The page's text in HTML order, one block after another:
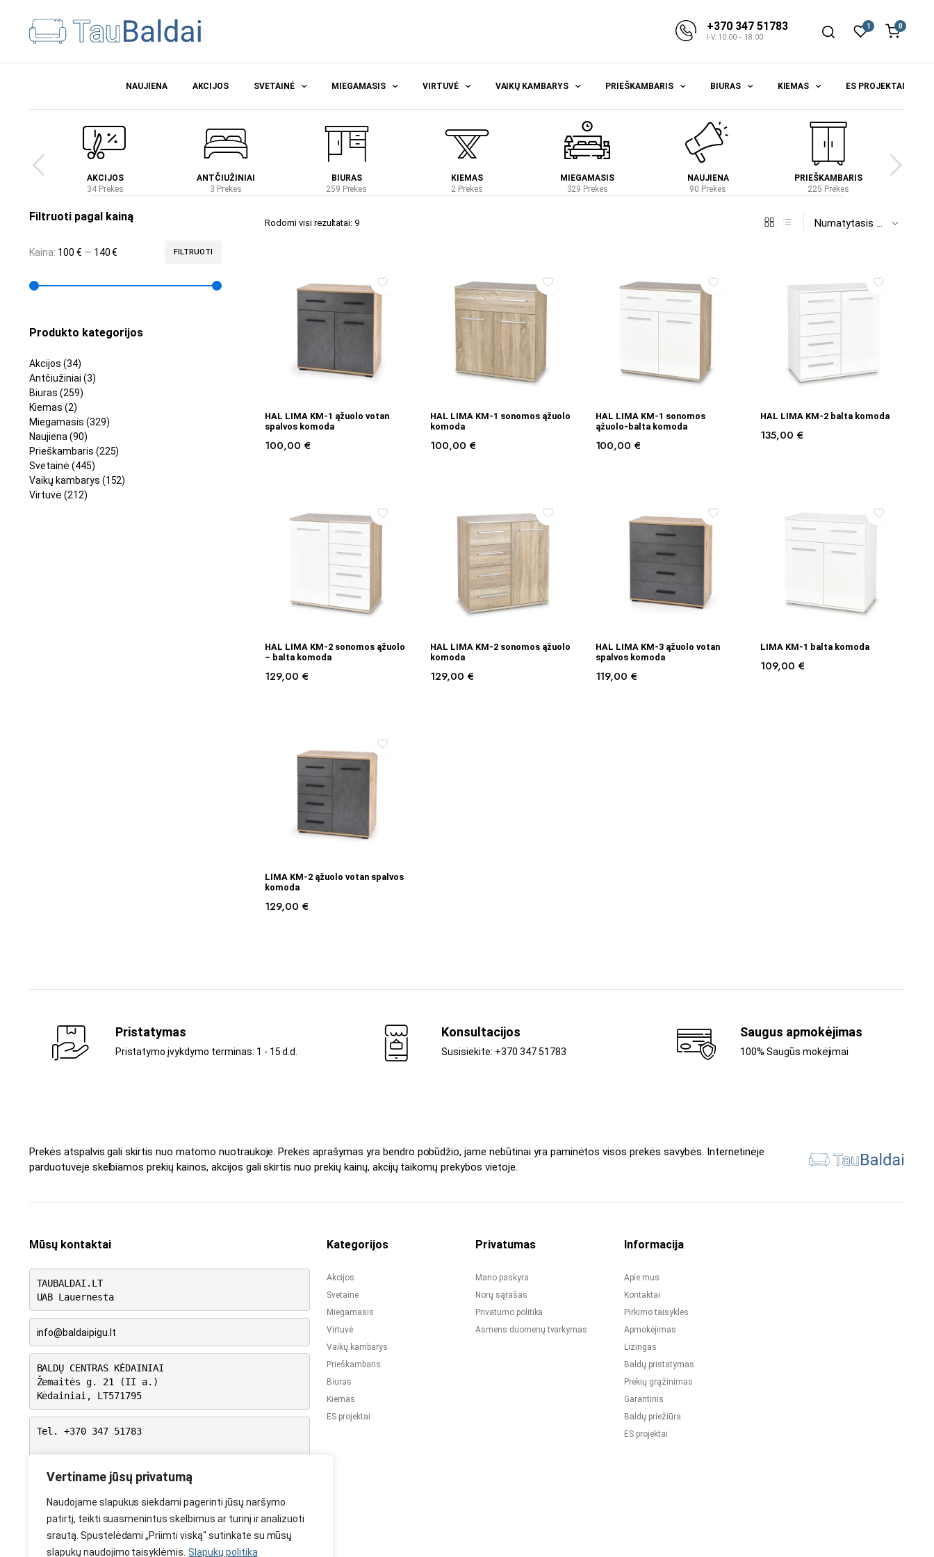
Vertiname jūsų privatumą
Naudojame slapukus siekdami pagerinti jūsų naršymo
patirtį, teikti suasmenintus skelbimus ar turinį ir analizuoti
srautą. Spustelėdami „Priimti viską“ sutinkate su mūsų
slapukų naudojimo taisyklėmis. Slapukų politika
+370 347 51783
I-V: 10.00 – 18.00
1 0
NAUJIENA AKCIJOS SVETAINĖ MIEGAMASIS VIRTUVĖ VAIKŲ KAMBARYS PRIEŠKAMBARIS BIURAS KIEMAS ES PROJEKTAI
AKCIJOS
34 Prekes
ANTČIUŽINIAI
3 Prekes
BIURAS
259 Prekes
KIEMAS
2 Prekes
MIEGAMASIS
329 Prekes
NAUJIENA
90 Prekes
PRIEŠKAMBARIS
225 Prekes
Rodomi visi rezultatai: 9
Į KREPŠELĮ
HAL LIMA KM-1 ąžuolo votan
spalvos komoda
100,00 €
Į KREPŠELĮ
HAL LIMA KM-1 sonomos ąžuolo
komoda
100,00 €
Į KREPŠELĮ
HAL LIMA KM-1 sonomos
ąžuolo-balta komoda
100,00€
Į KREPŠELĮ
HAL LIMA KM-2 balta komoda
135,00€
Į KREPŠELĮ
HAL LIMA KM-2 sonomos ąžuolo
– balta komoda
129,00 €
Į KREPŠELĮ
HAL LIMA KM-2 sonomos ąžuolo
komoda
129,00 €
Į KREPŠELĮ
HAL LIMA KM-3 ąžuolo votan
spalvos komoda
119,00€
Į KREPŠELĮ
LIMA KM-1 balta komoda
109,00€
Į KREPŠELĮ
LIMA KM-2 ąžuolo votan spalvos
komoda
129,00 €
Filtruoti pagal kainą
FILTRUOTI
Kaina: 100 € — 140 €
Produkto kategorijos
Akcijos (34)
Antčiužiniai (3)
Biuras (259)
Kiemas (2)
Miegamasis (329)
Naujiena (90)
Prieškambaris (225)
Svetainė (445)
Vaikų kambarys (152)
Virtuvė (212)
Pristatymas
Pristatymo įvykdymo terminas: 1 - 15 d.d.
Konsultacijos
Susisiekite: +370 347 51783
Saugus apmokėjimas
100% Saugūs mokėjimai
Prekės atspalvis gali skirtis nuo matomo nuotraukoje. Prekės aprašymas yra bendro pobūdžio, jame nebūtinai yra paminėtos visos prekės savybės. Internetinėje
parduotuvėje skelbiamos prekių kainos, akcijos gali skirtis nuo prekių kainų, akcijų taikomų prekybos vietoje.
Mūsų kontaktai
TAUBALDAI.LT
UAB Lauernesta
info@baldaipigu.lt
BALDŲ CENTRAS KĖDAINIAI
Žemaitės g. 21 (II a.)
Kėdainiai, LT571795
Tel. +370 347 51783
VI: 9.00 – 15.00
VII: Nedirbame
Kategorijos
Akcijos
Svetainė
Miegamasis
Virtuvė
Vaikų kambarys
Prieškambaris
Biuras
Kiemas
ES projektai
Privatumas
Mano paskyra
Norų sąrašas
Privatumo politika
Asmens duomenų tvarkymas
Informacija
Apie mus
Kontaktai
Pirkimo taisyklės
Apmokėjimas
Lizingas
Baldų pristatymas
Prekių grąžinimas
Garantinis
Baldų priežiūra
ES projektai